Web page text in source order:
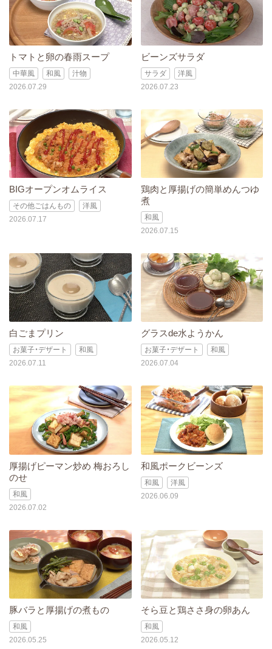
トマトと卵の春雨スープ
中華風 和風
汁物
2026.07.29
ビーンズサラダ
サラダ
洋風
2026.07.23
BIGオープンオムライス
その他ごはんもの
洋風
2026.07.17
鶏肉と厚揚げの簡単めんつゆ
煮
和風
2026.07.15
白ごまプリン
お菓子・デザート
和風
2026.07.11
グラスde水ようかん
お菓子・デザート
和風
2026.07.04
厚揚げピーマン炒め 梅おろし
のせ
和風
2026.07.02
和風ポークビーンズ
和風
洋風
2026.06.09
豚バラと厚揚げの煮もの
和風
2026.05.25
そら豆と鶏ささ身の卵あん
和風
2026.05.12